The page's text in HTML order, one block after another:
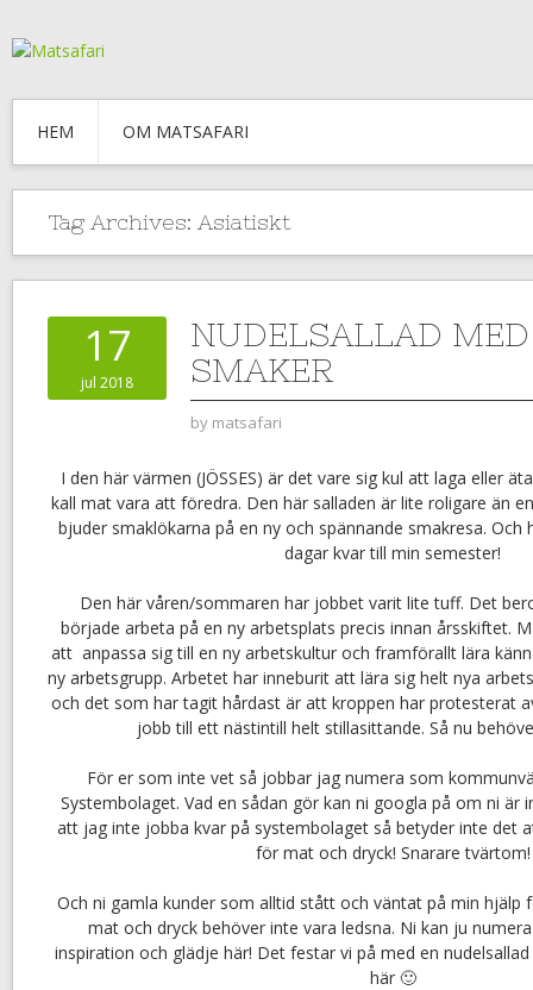
HEM OM MATSAFARI
Tag Archives: Asiatiskt
17
jul 2018
NUDELSALLAD
SMAKER
by matsafari
I den här värmen (JÖSSES) är det vare sig kul att laga eller
kall mat vara att föredra. Den här salladen är lite roligare än
bjuder smaklökarna på en ny och spännande smakresa.
dagar kvar till min semester!
Den här våren/sommaren har jobbet varit lite tuff. Det
började arbeta på en ny arbetsplats precis innan årsskiftet.
att anpassa sig till en ny arbetskultur och framförallt lära
ny arbetsgrupp. Arbetet har inneburit att lära sig helt nya
och det som har tagit hårdast är att kroppen har protesterat
jobb till ett nästintill helt stillasittande. Så nu
För er som inte vet så jobbar jag numera som
Systembolaget. Vad en sådan gör kan ni googla på om ni är
att jag inte jobba kvar på systembolaget så betyder inte det
för mat och dryck! Snarare tvärtom!
Och ni gamla kunder som alltid stått och väntat på min
mat och dryck behöver inte vara ledsna. Ni kan ju
inspiration och glädje här! Det festar vi på med en
här 🙂